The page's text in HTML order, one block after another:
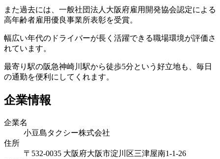
また過去には、一般社団法人大阪府雇用開発協会認定による
高年齢者雇用優良事業所表彰を受賞。
幅広い年代のドライバーが長く活躍できる職場環境が評価さ
れています。
最寄り駅の阪急神崎川駅から徒歩5分という好立地も、毎日
の通勤を便利にしてくれます。
企業情報
企業名
小豆島タクシー株式会社
住所
〒532-0035 大阪府大阪市淀川区三津屋南1-1-26